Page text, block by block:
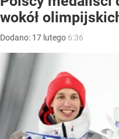
wokół
Dodano: 17 lutego 6:36